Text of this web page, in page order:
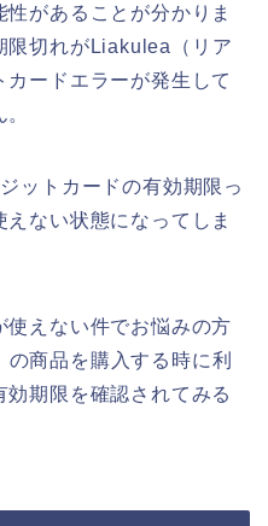
があることが分かりま
限切れがLiakulea（リア
ードエラーが発生して
ットカードの有効期限っ
ない状態になってしま
使えない件でお悩みの方
商品を購入する時に利
期限を確認されてみる